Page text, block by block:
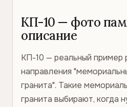
КП-10 — фото
описание
КП-10 — реальный пример
направления
гранита". Такие
гранита выбирают, когда